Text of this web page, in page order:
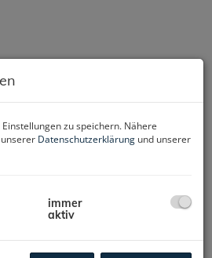
zu speichern. Nähere
Datenschutzerklärung und unserer
immer
aktiv